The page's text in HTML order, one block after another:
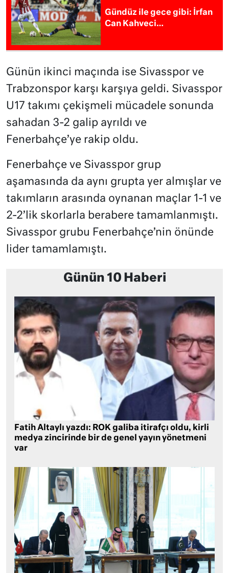
Gündüz ile gece gibi: İrfan
Can Kahveci…
Günün ikinci maçında ise Sivasspor ve
Trabzonspor karşı karşıya geldi. Sivasspor
U17 takımı çekişmeli mücadele sonunda
sahadan 3-2 galip ayrıldı ve
Fenerbahçe’ye rakip oldu.
Fenerbahçe ve Sivasspor grup
aşamasında da aynı grupta yer almışlar ve
takımların arasında oynanan maçlar 1-1 ve
2-2’lik skorlarla berabere tamamlanmıştı.
Sivasspor grubu Fenerbahçe’nin önünde
lider tamamlamıştı.
Günün 10 Haberi
Fatih Altaylı yazdı: ROK galiba itirafçı oldu, kirli
medya zincirinde bir de genel yayın yönetmeni
var